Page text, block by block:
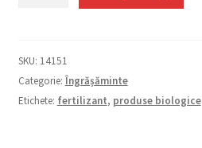
SKU: 14151
Categorie: Îngrășăminte
Etichete: fertilizant, produse biologice